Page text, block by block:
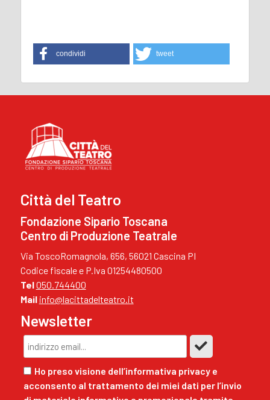
condividi tweet
Città del Teatro
Fondazione Sipario Toscana
Centro di Produzione Teatrale
Via ToscoRomagnola, 656, 56021 Cascina PI
Codice fiscale e P.Iva 01254480500
Tel050.744400
Mail info@lacittadelteatro.it
Newsletter
Ho preso visione dell’informativa privacy e
acconsento al trattamento dei miei dati per l’invio